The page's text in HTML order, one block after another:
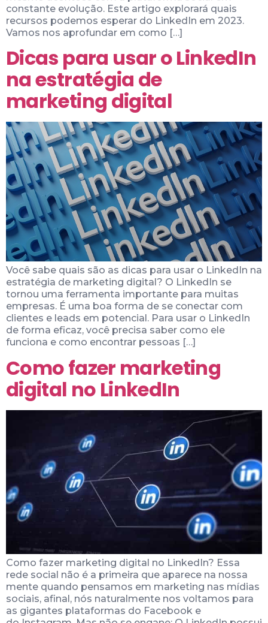
constante evolução. Este artigo explorará quais
recursos podemos esperar do LinkedIn em 2023.
Vamos nos aprofundar em como […]
Dicas para usar o LinkedIn
na estratégia de
marketing digital
Você sabe quais são as dicas para usar o LinkedIn na
estratégia de marketing digital? O LinkedIn se
tornou uma ferramenta importante para muitas
empresas. É uma boa forma de se conectar com
clientes e leads em potencial. Para usar o LinkedIn
de forma eficaz, você precisa saber como ele
funciona e como encontrar pessoas […]
Como fazer marketing
digital no LinkedIn
Como fazer marketing digital no LinkedIn? Essa
rede social não é a primeira que aparece na nossa
mente quando pensamos em marketing nas mídias
sociais, afinal, nós naturalmente nos voltamos para
as gigantes plataformas do Facebook e